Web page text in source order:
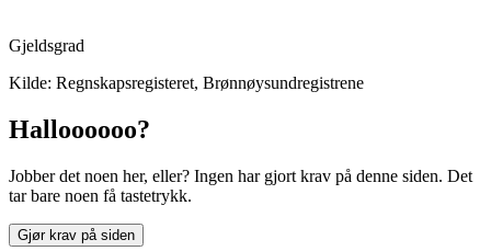
Gjeldsgrad
Kilde: Regnskapsregisteret, Brønnøysundregistrene
Halloooooo?
Jobber det noen her, eller? Ingen har gjort krav på denne siden. Det
tar bare noen få tastetrykk.
Gjør krav på siden